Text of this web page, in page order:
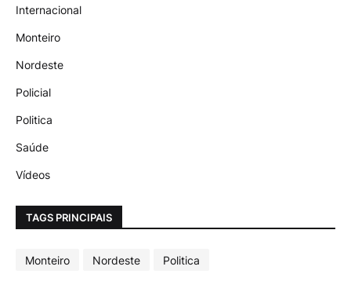
Internacional
Monteiro
Nordeste
Policial
Politica
Saúde
Vídeos
TAGS PRINCIPAIS
Monteiro Nordeste Politica